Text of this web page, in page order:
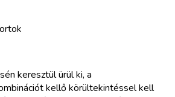
keresztül ürül ki, a
kellő körültekintéssel kell